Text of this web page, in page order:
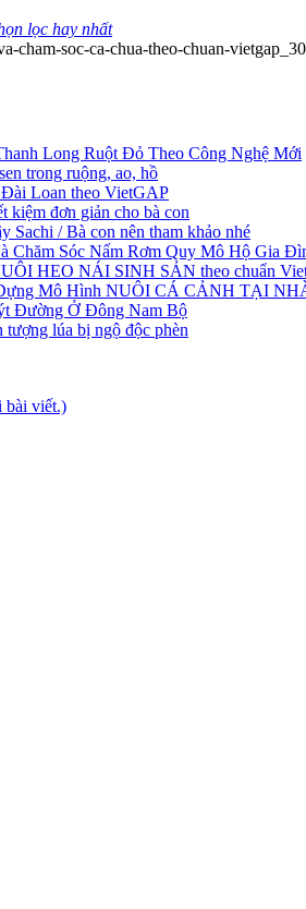
lọc hay nhất
cham-soc-ca-chua-theo-chuan-
Long Ruột Đỏ Theo Công Nghệ Mới
trong ruộng, ao, hồ
Loan theo VietGAP
kiệm đơn giản cho bà con
/ Bà con nên tham khảo nhé
Chăm Sóc Nấm Rơm Quy Mô Hộ Gia
HEO NÁI SINH SẢN theo chuẩn
Mô Hình NUÔI CÁ CẢNH TẠI
Đường Ở Đông Nam Bộ
tượng lúa bị ngộ độc phèn
bài viết.)